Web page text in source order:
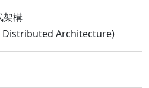
架構
Distributed Architecture)